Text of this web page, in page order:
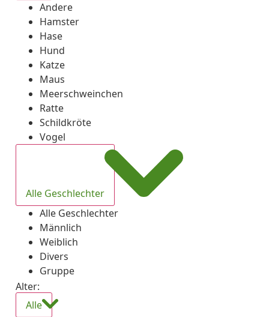
Andere
Hamster
Hase
Hund
Katze
Maus
Meerschweinchen
Ratte
Schildkröte
Vogel
Alle Geschlechter
Alle Geschlechter
Männlich
Weiblich
Divers
Gruppe
Alter:
Alle